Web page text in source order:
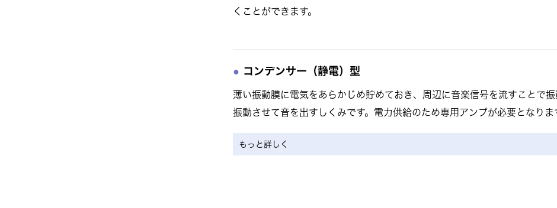
くことができます。
コンデンサー（静電）型
薄い振動膜に電気をあらかじめ貯めておき、周辺に音楽信号を流すことで振
振動させて音を出すしくみです。電力供給のため専用アンプが必要となりま
もっと詳しく